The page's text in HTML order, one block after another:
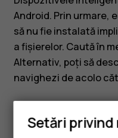
Nokia
sau
HMD?
Android. Prin urmare,
să nu fie instalată
a fișierelor. Caută în
Alternativ, poți să
navighezi de acolo
Setări privind